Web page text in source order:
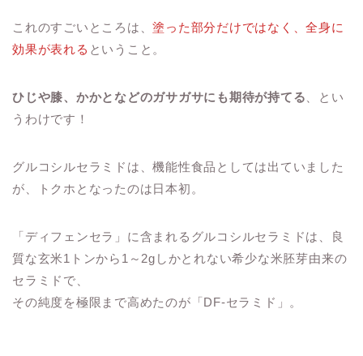
これのすごいところは、塗った部分だけではなく、全身に
効果が表れる ということ。
ひじや膝、かかとなどのガサガサにも期待が持てる 、とい
うわけです！
グルコシルセラミドは、機能性食品としては出ていました
が、トクホとなったのは日本初。
「ディフェンセラ」に含まれるグルコシルセラミドは、良
質な玄米1トンから1～2gしかとれない希少な米胚芽由来の
セラミドで、
その純度を極限まで高めたのが「DF-セラミド」。